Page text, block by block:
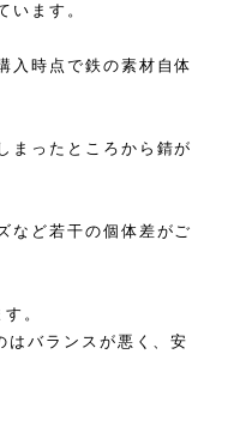
います。
入時点で鉄の素材自体
まったところから錆が
など若干の個体差がご
。
バランスが悪く、安